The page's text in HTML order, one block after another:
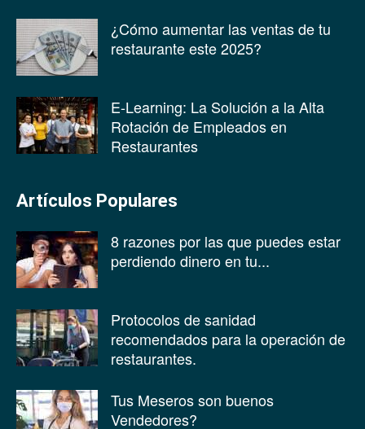
¿Cómo aumentar las ventas de tu
restaurante este 2025?
E-Learning: La Solución a la Alta
Rotación de Empleados en
Restaurantes
Artículos Populares
8 razones por las que puedes estar
perdiendo dinero en tu...
Protocolos de sanidad
recomendados para la operación de
restaurantes.
Tus Meseros son buenos
Vendedores?